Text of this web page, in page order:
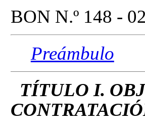
BON N.º 148 -
Preámbulo
TÍTULO I.